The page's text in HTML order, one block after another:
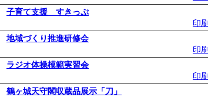
子育て支援 すきっぷ
印刷
地域づくり推進研修会
印刷
ラジオ体操模範実習会
印刷
鶴ヶ城天守閣収蔵品展示「刀」